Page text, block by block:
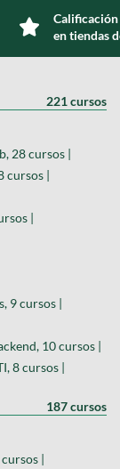
en tiendas
221 cursos
28 cursos |
cursos |
|
9 cursos |
10 cursos |
8 cursos |
187 cursos
|